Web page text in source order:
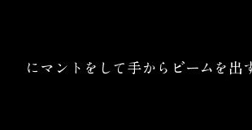
にマントをして手からビームを出